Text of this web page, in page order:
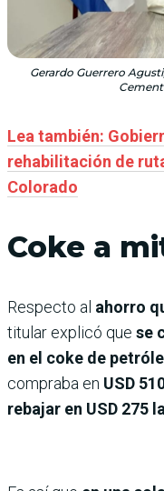
Gerardo Guerrero
Lea también:
rehabilitación de
Colorado
Coke a
Respecto al ahorro
titular explicó que se
en el coke de
compraba en USD
rebajar en USD 275